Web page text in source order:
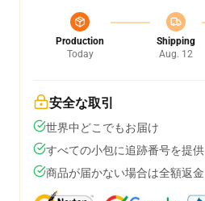
Production
Today
Shipping
Aug. 12
安全な取引
世界中どこでもお届け
すべての小包に追跡番号を提供
商品が届かない場合は全額返金